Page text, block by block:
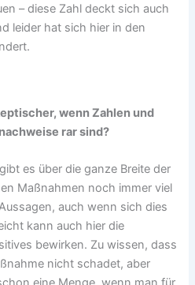
– diese Zahl deckt sich auch
leider hat sich hier in den
wenn Zahlen und
rar sind?
es über die ganze Breite der
Maßnahmen noch immer viel
auch wenn sich dies
kann auch hier die
bewirken. Zu wissen, dass
nicht schadet, aber